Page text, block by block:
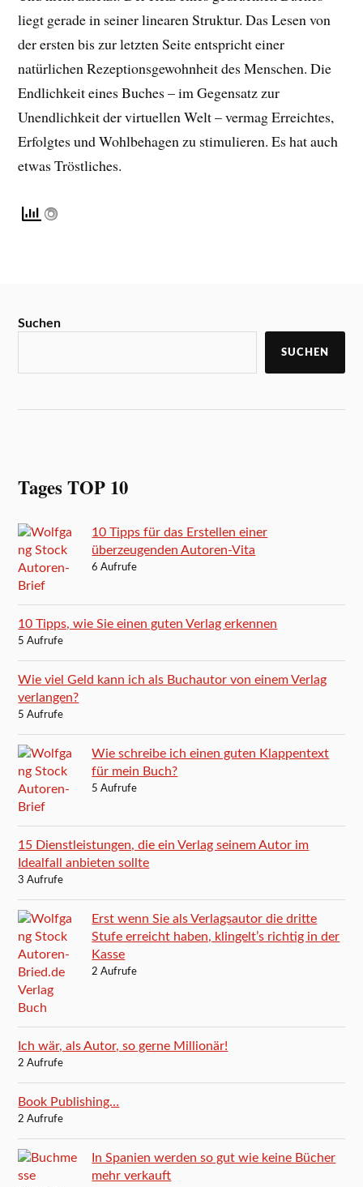
liegt gerade in seiner linearen Struktur. Das Lesen von
der ersten bis zur letzten Seite entspricht einer
natürlichen Rezeptionsgewohnheit des Menschen. Die
Endlichkeit eines Buches – im Gegensatz zur
Unendlichkeit der virtuellen Welt – vermag Erreichtes,
Erfolgtes und Wohlbehagen zu stimulieren. Es hat auch
etwas Tröstliches.
Suchen
SUCHEN
Tages TOP 10
10 Tipps für das Erstellen einer
überzeugenden Autoren-Vita
6 Aufrufe
10 Tipps, wie Sie einen guten Verlag erkennen
5 Aufrufe
Wie viel Geld kann ich als Buchautor von einem Verlag
verlangen?
5 Aufrufe
Wie schreibe ich einen guten Klappentext
für mein Buch?
5 Aufrufe
15 Dienstleistungen, die ein Verlag seinem Autor im
Idealfall anbieten sollte
3 Aufrufe
Erst wenn Sie als Verlagsautor die dritte
Stufe erreicht haben, klingelt’s richtig in der
Kasse
2 Aufrufe
Ich wär, als Autor, so gerne Millionär!
2 Aufrufe
Book Publishing…
2 Aufrufe
In Spanien werden so gut wie keine Bücher
mehr verkauft